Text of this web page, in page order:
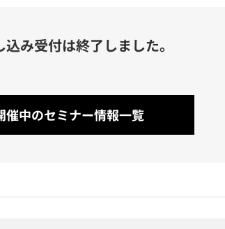
込み受付は終了しました。
催中のセミナー情報一覧